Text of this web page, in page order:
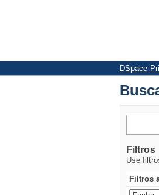
DSpace
Filtros
Use
Filtros